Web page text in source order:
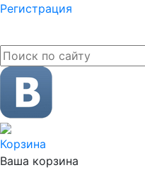
Регистрация
Корзина
Ваша корзина